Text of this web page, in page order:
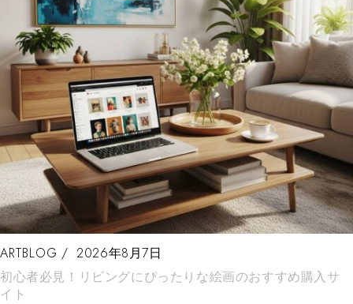
ARTBLOG
2026年8月7日
初心者必見！リビングにぴったりな絵画のおすすめ購入サ
イト